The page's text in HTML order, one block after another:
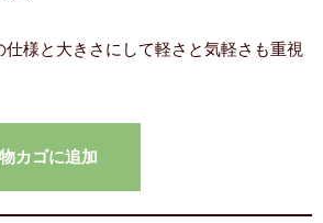
様と大きさにして軽さと気軽さも重視
カゴに追加